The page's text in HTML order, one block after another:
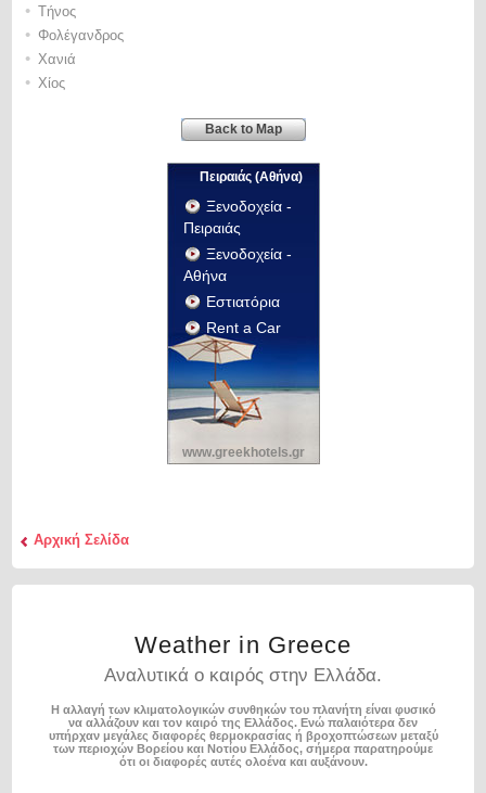
• Τήνος
• Φολέγανδρος
• Χανιά
• Χίος
Back to Map
Πειραιάς (Αθήνα)
Ξενοδοχεία -
Πειραιάς
Ξενοδοχεία -
Αθήνα
Εστιατόρια
Rent a Car
www.greekhotels.gr
Αρχική Σελίδα
Weather in Greece
Αναλυτικά ο καιρός στην Ελλάδα.
Η αλλαγή των κλιματολογικών συνθηκών του πλανήτη είναι φυσικό
να αλλάζουν και τον καιρό της Ελλάδος. Ενώ παλαιότερα δεν
υπήρχαν μεγάλες διαφορές θερμοκρασίας ή βροχοπτώσεων μεταξύ
των περιοχών Βορείου και Νοτίου Ελλάδος, σήμερα παρατηρούμε
ότι οι διαφορές αυτές ολοένα και αυξάνουν.